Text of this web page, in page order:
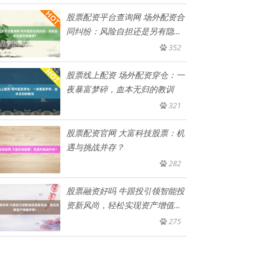
股票配资平台查询网 场外配资合
同纠纷：风险自担还是另有隐
352
股票线上配资 场外配资穿仓：一
夜暴富梦碎，血本无归的教训
321
股票配资官网 大富科技股票：机
遇与挑战并存？
282
股票融资好吗 牛跟投引领智能投
资新风尚，轻松实现资产增值梦
275